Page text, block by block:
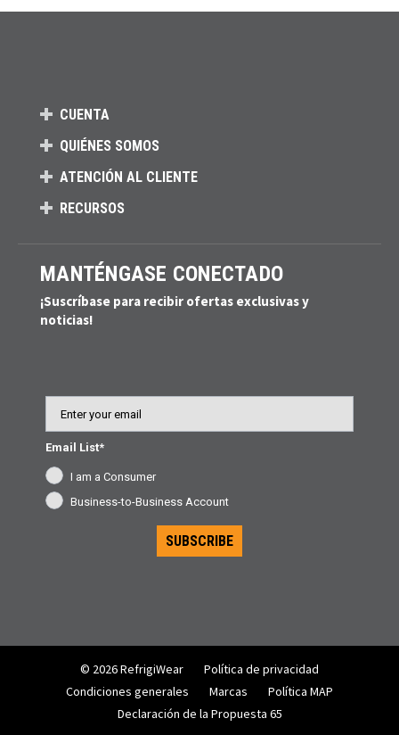
CUENTA
QUIÉNES SOMOS
ATENCIÓN AL CLIENTE
RECURSOS
MANTÉNGASE CONECTADO
¡Suscríbase para recibir ofertas exclusivas y
noticias!
Email List*
I am a Consumer
Business-to-Business Account
SUBSCRIBE
© 2026 RefrigiWear
Política de privacidad
Condiciones generales
Marcas
Política MAP
Declaración de la Propuesta 65